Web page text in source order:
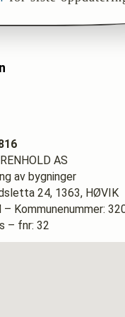
AS
av bygninger
24, 1363, HØVIK
Kommunenummer:
– fnr: 32